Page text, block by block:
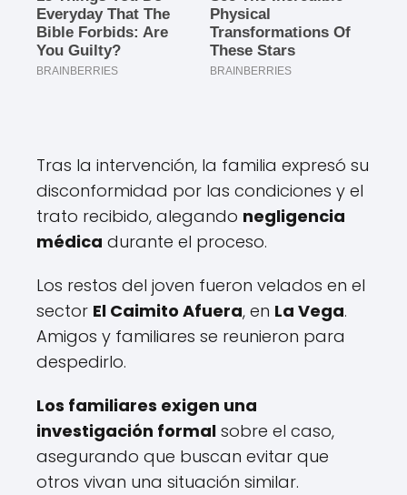
Tras la intervención, la familia expresó su
disconformidad por las condiciones y el
trato recibido, alegando negligencia
médica durante el proceso.
Los restos del joven fueron velados en el
sector El Caimito Afuera, en La Vega.
Amigos y familiares se reunieron para
despedirlo.
Los familiares exigen una
investigación formal sobre el caso,
asegurando que buscan evitar que
otros vivan una situación similar.